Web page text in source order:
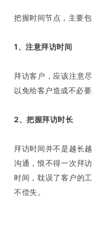
把握时间节点，主要
1、注意拜访时间
拜访客户，应该注意
以免给客户造成不必要
2、把握拜访时长
拜访时间并不是越长
沟通，恨不得一次拜
时间，耽误了客户的
不偿失。